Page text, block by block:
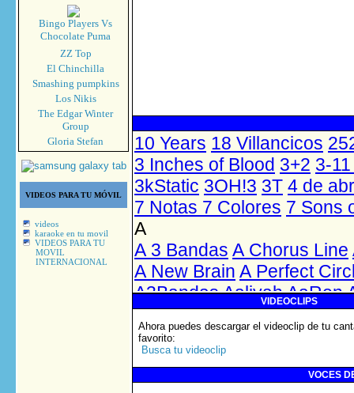
Bingo Players Vs
Chocolate Puma
ZZ Top
El Chinchilla
Smashing pumpkins
Los Nikis
The Edgar Winter
Group
Gloria Stefan
VIDEOS PARA TU MÓVIL
videos
karaoke en tu movil
VIDEOS PARA TU
MOVIL
INTERNACIONAL
VIDEOCLIPS
Ahora puedes descargar el videoclip de tu
favorito:
Busca tu videoclip
VOCES